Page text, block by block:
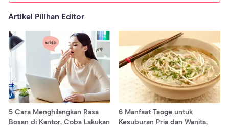
Artikel Pilihan Editor
5 Cara Menghilangkan Rasa
Bosan di Kantor, Coba Lakukan
6 Manfaat Taoge untuk
Kesuburan Pria dan Wanita,